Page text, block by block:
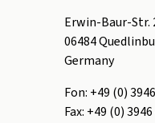
Erwin-Baur-Str.
06484
Germany
Fon: +49 (0)
Fax: +49 (0)